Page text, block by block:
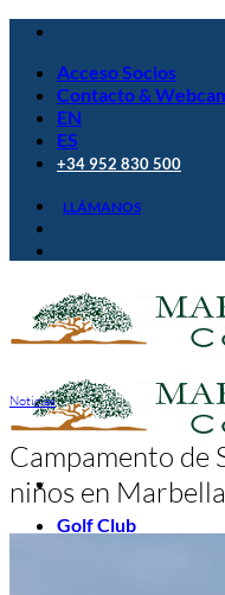
Saltar
contenidoAcceso Socios
Contacto &
EN
ES
+34 952 830 500
LLÁMANOS
Golf Club
Noticias
Campamento de
niños en